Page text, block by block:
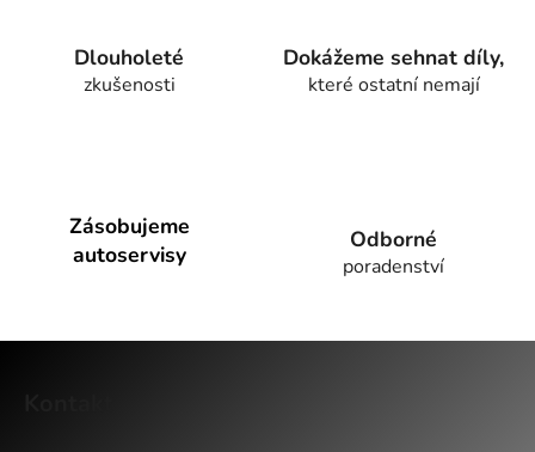
Dlouholeté
zkušenosti
Dokážeme sehnat díly,
které ostatní nemají
Zásobujeme
autoservisy
Odborné
poradenství